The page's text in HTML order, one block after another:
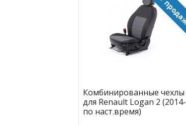
Комбинированные чехлы
для Renault Logan 2 (2014-
по наст.время)